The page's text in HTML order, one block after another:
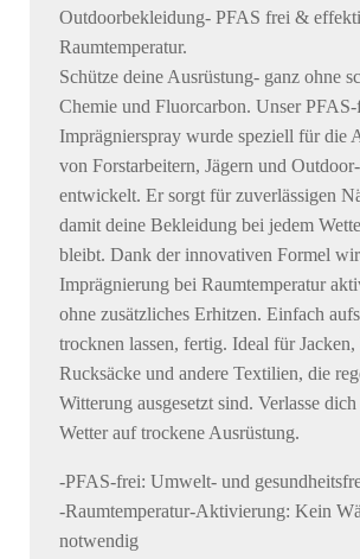
Outdoorbekleidung- PFAS frei &
Raumtemperatur.
Schütze deine Ausrüstung- ganz ohne
Chemie und Fluorcarbon. Unser
Imprägnierspray wurde speziell für die
von Forstarbeitern, Jägern und
entwickelt. Er sorgt für zuverlässigen
damit deine Bekleidung bei jedem
bleibt. Dank der innovativen Formel
Imprägnierung bei Raumtemperatur
ohne zusätzliches Erhitzen. Einfach
trocknen lassen, fertig. Ideal für Jacken,
Rucksäcke und andere Textilien, die
Witterung ausgesetzt sind. Verlasse
Wetter auf trockene Ausrüstung.
-PFAS-frei: Umwelt- und
-Raumtemperatur-Aktivierung: Kein
notwendig